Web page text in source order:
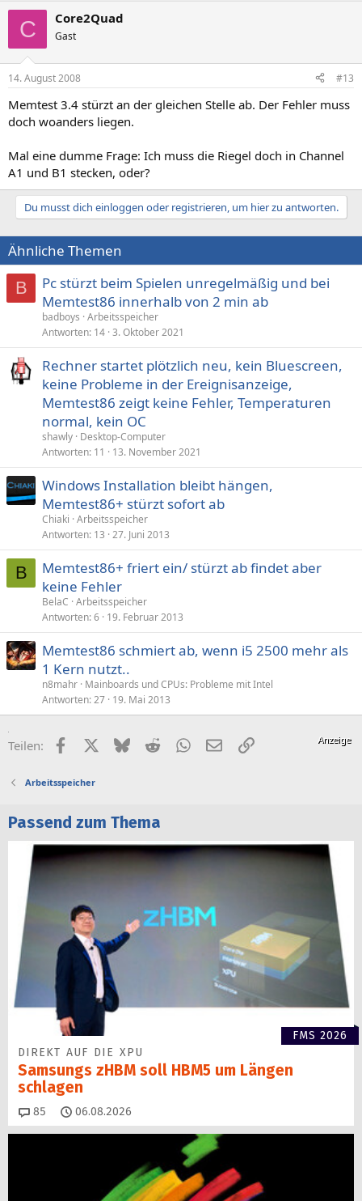
C Core2Quad
Gast
14. August 2008 #13
Memtest 3.4 stürzt an der gleichen Stelle ab. Der Fehler muss
doch woanders liegen.
Mal eine dumme Frage: Ich muss die Riegel doch in Channel
A1 und B1 stecken, oder?
Du musst dich einloggen oder registrieren, um hier zu antworten.
Ähnliche Themen
B
Pc stürzt beim Spielen unregelmäßig und bei
Memtest86 innerhalb von 2 min ab
badboys Arbeitsspeicher
Antworten 14 3. Oktober 2021
Rechner startet plötzlich neu, kein Bluescreen,
keine Probleme in der Ereignisanzeige,
Memtest86 zeigt keine Fehler, Temperaturen
normal, kein OC
shawly Desktop-Computer
Antworten 11 13. November 2021
Windows Installation bleibt hängen,
Memtest86+ stürzt sofort ab
Chiaki Arbeitsspeicher
Antworten 13 27. Juni 2013
B
Memtest86+ friert ein/ stürzt ab findet aber
keine Fehler
BelaC Arbeitsspeicher
Antworten 6 19. Februar 2013
Memtest86 schmiert ab, wenn i5 2500 mehr als
1 Kern nutzt..
n8mahr Mainboards und CPUs: Probleme mit Intel
Antworten 27 19. Mai 2013
Teilen: FacebookX (Twitter)
BlueskyRedditWhatsApp
E-MailLink
Arbeitsspeicher
Passend zum Thema
FMS 2026
DIREKT AUF DIE XPU
Samsungs zHBM soll HBM5 um Längen
schlagen
85 Kommentare
06.08.2026